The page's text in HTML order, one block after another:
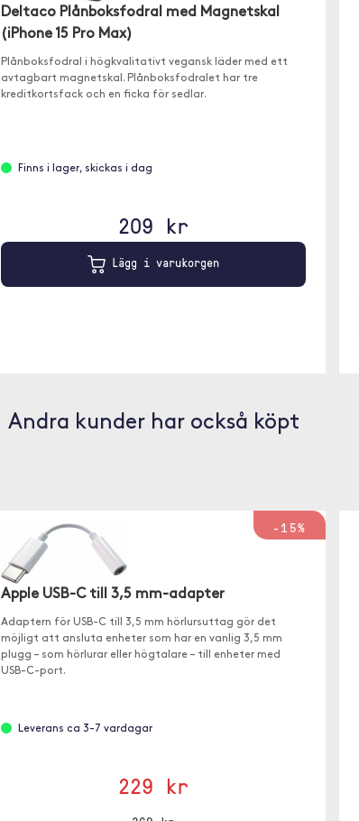
Deltaco Plånboksfodral med Magnetskal
(iPhone 15 Pro Max)
Plånboksfodral i högkvalitativt vegansk läder med ett
avtagbart magnetskal. Plånboksfodralet har tre
kreditkortsfack och en ficka för sedlar.
Finns i lager, skickas i dag
209 kr
Lägg i varukorgen
Andra kunder har också köpt
-15%
Apple USB-C till 3,5 mm-adapter
Adaptern för USB-C till 3,5 mm hörlursuttag gör det
möjligt att ansluta enheter som har en vanlig 3,5 mm
plugg – som hörlurar eller högtalare – till enheter med
USB-C-port.
Leverans ca 3-7 vardagar
229 kr